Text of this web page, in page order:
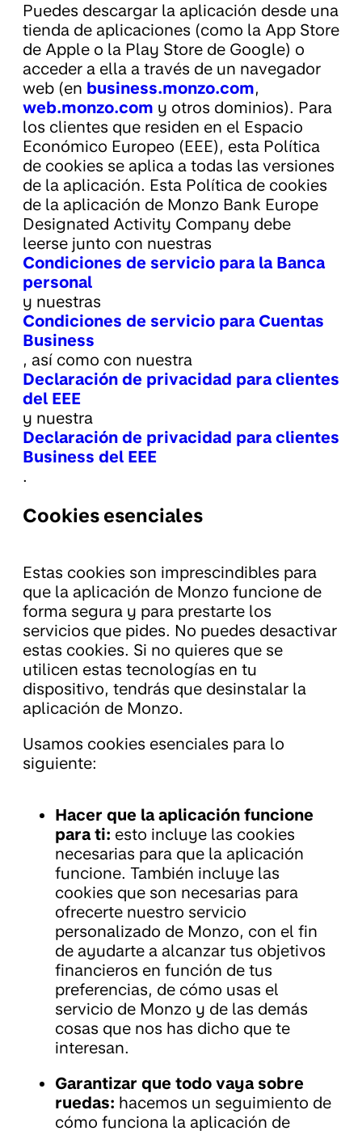
Puedes descargar la aplicación desde una
tienda de aplicaciones (como la App Store
de Apple o la Play Store de Google) o
acceder a ella a través de un navegador
web (en business.monzo.com,
web.monzo.com y otros dominios). Para
los clientes que residen en el Espacio
Económico Europeo (EEE), esta Política
de cookies se aplica a todas las versiones
de la aplicación. Esta Política de cookies
de la aplicación de Monzo Bank Europe
Designated Activity Company debe
leerse junto con nuestras
Condiciones de servicio para la Banca
personal
y nuestras
Condiciones de servicio para Cuentas
Business
, así como con nuestra
Declaración de privacidad para clientes
del EEE
y nuestra
Declaración de privacidad para clientes
Business del EEE
.
Cookies esenciales
Estas cookies son imprescindibles para
que la aplicación de Monzo funcione de
forma segura y para prestarte los
servicios que pides. No puedes desactivar
estas cookies. Si no quieres que se
utilicen estas tecnologías en tu
dispositivo, tendrás que desinstalar la
aplicación de Monzo.
Usamos cookies esenciales para lo
siguiente:
Hacer que la aplicación funcione
para ti: esto incluye las cookies
necesarias para que la aplicación
funcione. También incluye las
cookies que son necesarias para
ofrecerte nuestro servicio
personalizado de Monzo, con el fin
de ayudarte a alcanzar tus objetivos
financieros en función de tus
preferencias, de cómo usas el
servicio de Monzo y de las demás
cosas que nos has dicho que te
interesan.
Garantizar que todo vaya sobre
ruedas: hacemos un seguimiento de
cómo funciona la aplicación de